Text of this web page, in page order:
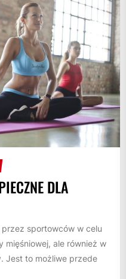
DLA
sportowców w celu
mięśniowej, ale również w
Jest to możliwe przede